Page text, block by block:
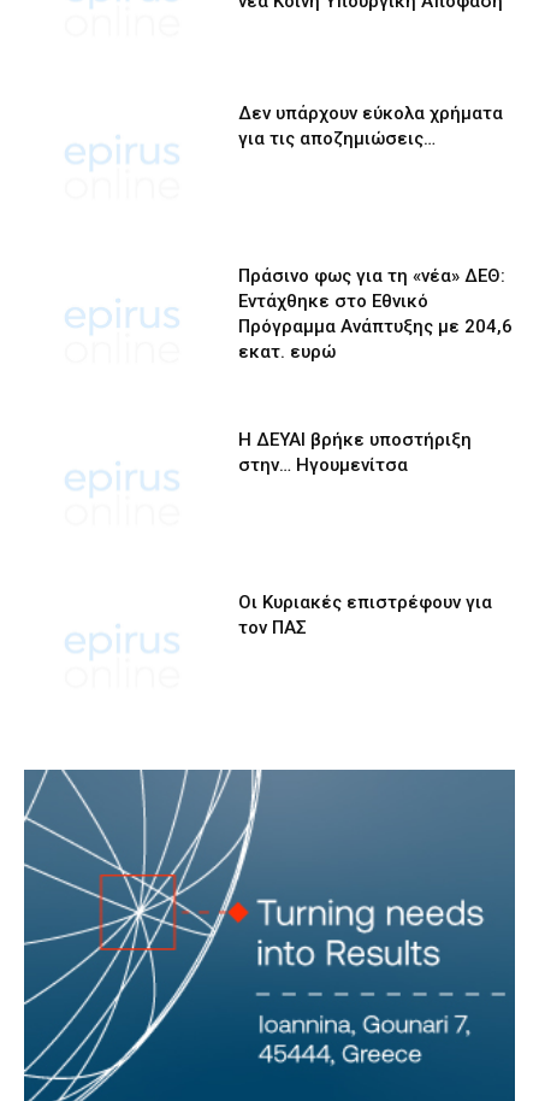
Δεν υπάρχουν εύκολα χρήματα
για τις αποζημιώσεις…
Πράσινο φως για τη «νέα» ΔΕΘ:
Εντάχθηκε στο Εθνικό
Πρόγραμμα Ανάπτυξης με 204,6
εκατ. ευρώ
Η ΔΕΥΑΙ βρήκε υποστήριξη
στην… Ηγουμενίτσα
Οι Κυριακές επιστρέφουν για
τον ΠΑΣ